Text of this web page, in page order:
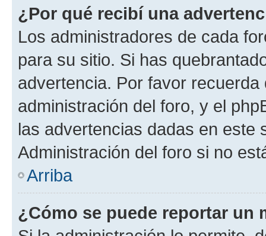
¿Por qué recibí una
Los administradores de cada
para su sitio. Si has
advertencia. Por favor
administración del foro, y el
las advertencias dadas en este
Administración del foro si no
Arriba
¿Cómo se puede reportar un